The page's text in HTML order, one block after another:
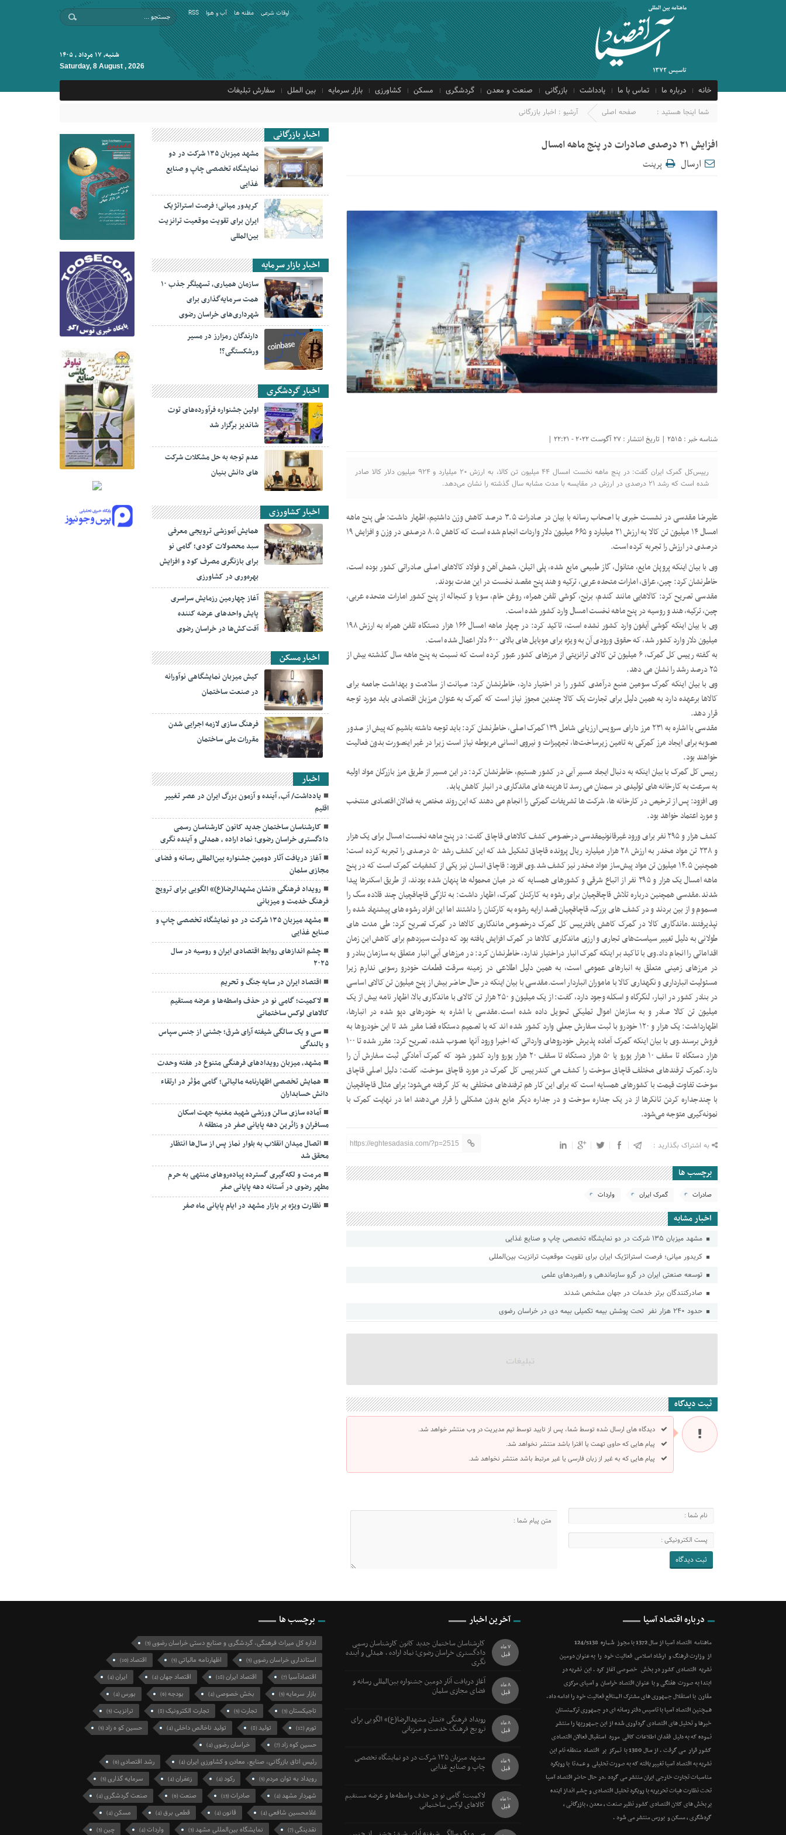
RSS آب و هوا مظنه ها اوقات شرعی
شنبه, ۱۷ مرداد , ۱۴۰۵
Saturday, 8 August , 2026
خانه درباره ما تماس با ما یادداشت بازرگانی صنعت و معدن گردشگری مسکن کشاورزی بازار سرمایه بین الملل سفارش تبلیغات
شما اینجا هستید : صفحه اصلی آرشیو : اخبار بازرگانی
افزایش ۲۱ درصدی صادرات در پنج ماهه امسال
ارسال
پرینت
شناسه خبر : 2515 | تاریخ انتشار : 27 آگوست 2022 - 22:21 |
رییس‌کل گمرک ایران گفت: در پنج ماهه نخست امسال ۴۴ میلیون تن کالا، به ارزش ۲۰ میلیارد و ۹۲۴ میلیون دلار کالا صادر
شده است که رشد ۲۱ درصدی در ارزش در مقایسه با مدت مشابه سال گذشته را نشان می‌دهد.
علیرضا مقدسی در نشست خبری با اصحاب رسانه با بیان در صادرات ۳.۵ درصد کاهش وزن داشتیم، اظهار داشت: طی پنج ماهه
امسال ۱۴ میلیون تن کالا به ارزش ۲۱ میلیارد و ۶۶۵ میلیون دلار واردات انجام شده است که کاهش ۸.۵ درصدی در وزن و افزایش ۱۹
درصدی در ارزش را تجربه کرده است.
وی با بیان اینکه پروپان مایع، متانول، گاز طبیعی مایع شده، پلی اتیلن، شمش آهن و فولاد کالاهای اصلی صادراتی کشور بوده است،
خاطرنشان کرد: چین، عراق، امارات متحده عربی، ترکیه و هند پنج مقصد نخست در این مدت بودند.
مقدسی تصریح کرد: کالاهایی مانند گندم، برنج، گوشی تلفن همراه، روغن خام، سویا و کنجاله از پنج کشور امارات متحده عربی،
چین، ترکیه، هند و روسیه در پنج ماهه نخست امسال وارد کشور شده است.
وی با بیان اینکه گوشی آیفون وارد کشور نشده است، تاکید کرد: در چهار ماهه امسال ۱۶۶ هزار دستگاه تلفن همراه به ارزش ۱۹۸
میلیون دلار وارد کشور شد، که حقوق ورودی آن به ویژه برای موبایل های بالای ۶۰۰ دلار اعمال شده است.
به گفته رییس کل گمرک، ۶ میلیون تن کالای ترانزیتی از مرزهای کشور عبور کرده است که نسبت به پنج ماهه سال گذشته بیش از
۲۵ درصد رشد را نشان می دهد.
وی با بیان اینکه گمرک سومین منبع درآمدی کشور را در اختیار دارد، خاطرنشان کرد: صیانت از سلامت و بهداشت جامعه برای
کالاها برعهده دارد به همین دلیل برای تجارت یک کالا چندین مجوز نیاز است که گمرک به عنوان مرزبان اقتصادی باید مورد توجه
قرار دهد.
مقدسی با اشاره به ۲۳۱ مرز دارای سرویس ارزیابی شامل ۱۳۹ گمرک اصلی، خاطرنشان کرد: باید توجه داشته باشیم که پیش از صدور
مصوبه برای ایجاد مرز گمرکی به تامین زیرساخت‌ها، تجهیزات و نیروی انسانی مربوطه نیاز است زیرا در غیر اینصورت بدون فعالیت
خواهند بود.
رییس کل گمرک با بیان اینکه به دنبال ایجاد مسیر آبی در کشور هستیم، خاطرنشان کرد: در این مسیر از طریق مرز بازرگان مواد اولیه
به سرعت به کارخانه های تولیدی در سمنان می رسد تا هزینه های ماندگاری در انبار کاهش یابد.
وی افزود: پس از ترخیص در کارخانه ها، شرکت ها تشریفات گمرکی را انجام می دهند که این روند مختص به فعالان اقتصادی منتخب
و مورد اعتماد خواهد بود.
کشف هزار و ۲۹۵ نفر برای ورود غیرقانونیمقدسی درخصوص کشف کالاهای قاچاق گفت: در پنج ماهه نخست امسال برای یک هزار
و ۲۳۸ تن مواد مخدر به ارزش ۲۸ هزار میلیارد ریال پرونده قاچاق تشکیل شد که این کشف رشد ۵۰ درصدی را تجربه کرده است؛
همچنین ۱۴.۵ میلیون تن مواد پیش‌ساز مواد مخدر نیز کشف شد.وی افزود: قاچاق انسان نیز یکی از کشفیات گمرک است که در پنج
ماهه امسال یک هزار و ۲۹۵ نفر از اتباع شرقی و کشورهای همسایه که در میان محموله ها پنهان شده بودند، از طریق اسکنرها پیدا
شدند.مقدسی همچنین درباره تلاش قاچاقچیان برای رشوه به کارکنان گمرک، اظهار داشت: به تازگی قاچاقچیان چند قلاده سگ را
مسموم و از بین بردند و در کشف های بزرگ، قاچاقچیان قصد ارایه رشوه به کارکنان را داشتند اما این افراد رشوه های پیشنهاد شده را
نپذیرفتند.ماندگاری کالا در گمرک کاهش یافترییس کل گمرک درخصوص ماندگاری کالاها در گمرک تصریح کرد: طی مدت های
طولانی به دلیل تغییر سیاست‌های تجاری و ارزی ماندگاری کالاها در گمرک افزایش یافته بود که دولت سیزدهم برای کاهش این زمان
اقداماتی را انجام داد.وی با تاکید بر اینکه گمرک انبار دراختیار ندارد، خاطرنشان کرد: در مرزهای آبی انبار متعلق به سازمان بنادر و
در مرزهای زمینی متعلق به انبارهای عمومی است، به همین دلیل اطلاعی در زمینه سرقت قطعات خودرو رسوبی ندارم زیرا
مسئولیت انبارداری و نگهداری کالا با ماموران انباردار است.مقدسی با بیان اینکه در حال حاضر بیش از پنج میلیون تن کالای اساسی
در بنادر کشور در انبار، لنگرگاه و اسکله وجود دارد، گفت: از یک میلیون و ۲۵۰ هزار تن کالای با ماندگاری بالا، اظهار نامه بیش از یک
میلیون تن کالا صادر و به سازمان اموال تملیکی تحویل داده شده است.مقدسی با اشاره به خودرهای دپو شده در انبارها،
اظهارداشت: یک هزار و ۱۲۰ خودرو با ثبت سفارش جعلی وارد کشور شده اند که با تصمیم دستگاه قضا مقرر شد تا این خودروها به
فروش برسند.وی با بیان اینکه گمرک آماده پذیرش خودروهای وارداتی که اخیرا ورود آنها مصوب شده، تصریح کرد: مقرر شده تا ١٠٠
هزار دستگاه تا سقف ١٠ هزار یورو یا ۵٠ هزار دستگاه تا سقف ٢٠ هزار یورو وارد کشور شود که گمرک آمادگی ثبت سفارش آن را
دارد.گمرک ترفندهای مختلف قاچاق سوخت را کشف می کندرییس کل گمرک در مورد قاچاق سوخت، گفت: دلیل اصلی قاچاق
سوخت تفاوت قیمت با کشورهای همسایه است که برای این کار هم ترفندهای مختلفی به کار گرفته می‌شود؛ برای مثال قاچاقچیان
با چندجداره کردن تانکرها از در یک جداره سوخت و در جداره دیگر مایع بدون مشکلی را قرار می‌دهند اما در نهایت گمرک با
نمونه‌گیری متوجه می‌شود.
به اشتراک بگذارید : https://eghtesadasia.com/?p=2515
برچسب ها
صادرات گمرک ایران واردات
اخبار مشابه
مشهد میزبان ۱۳۵ شرکت در دو نمایشگاه تخصصی چاپ و صنایع غذایی
کریدور میانی؛ فرصت استراتژیک ایران برای تقویت موقعیت ترانزیت بین‌المللی
توسعه صنعتی ایران در گرو سازماندهی و راهبردهای علمی
صادرکنندگان برتر خدمات در جهان مشخص شدند
حدود ۲۴۰ هزار نفر تحت پوشش بیمه تکمیلی بیمه دی در خراسان رضوی
ثبت دیدگاه
دیدگاه های ارسال شده توسط شما، پس از تایید توسط تیم مدیریت در وب منتشر خواهد شد.
پیام هایی که حاوی تهمت یا افترا باشد منتشر نخواهد شد.
پیام هایی که به غیر از زبان فارسی یا غیر مرتبط باشد منتشر نخواهد شد.
اخبار بازرگانی
مشهد میزبان ۱۳۵ شرکت در دو
نمایشگاه تخصصی چاپ و صنایع
غذایی
کریدور میانی؛ فرصت استراتژیک
ایران برای تقویت موقعیت ترانزیت
بین‌المللی
اخبار بازار سرمایه
سازمان همیاری، تسهیلگر جذب ۱۰
همت سرمایه‌گذاری برای
شهرداری‌های خراسان رضوی
دارندگان رمزارز در مسیر
ورشکستگی؟!
اخبار گردشگری
اولین جشنواره فرآورده‌های توت
شاندیز برگزار شد
عدم توجه به حل مشکلات شرکت
های دانش بنیان
اخبار کشاورزی
همایش آموزشی ترویجی معرفی
سبد محصولات کودی؛ گامی نو
برای بازنگری مصرف کود و افزایش
بهره‌وری در کشاورزی
آغاز چهارمین رزمایش سراسری
پایش واحدهای عرضه کننده
آفت‌کش‌ها در خراسان رضوی
اخبار مسکن
کیش میزبان نمایشگاهی نوآورانه
در صنعت ساختمان
فرهنگ سازی لازمه اجرایی شدن
مقررات ملی ساختمان
اخبار
یادداشت/ آب، آینده و آزمون بزرگ ایران در عصر تغییر
اقلیم
کارشناسان ساختمان جدید کانون کارشناسان رسمی
دادگستری خراسان رضوی؛ نماد اراده ، همدلی و آینده نگری
آغاز دریافت آثار دومین جشنواره بین‌المللی رسانه و فضای
مجازی سلمان
رویداد فرهنگی «نشان مشهدالرضا(ع)» الگویی برای ترویج
فرهنگ خدمت و میزبانی
مشهد میزبان ۱۳۵ شرکت در دو نمایشگاه تخصصی چاپ و
صنایع غذایی
چشم اندازهای روابط اقتصادی ایران و روسیه در سال
۲۰۲۵
اقتصاد ایران در سایه جنگ و تحریم
لاکمیت؛ گامی نو در حذف واسطه‌ها و عرضه مستقیم
کالاهای لوکس ساختمانی
سی و یک سالگی شیفته آرای شرق؛ جشنی از جنس سپاس
و بالندگی
مشهد، میزبان رویدادهای فرهنگی متنوع در هفته وحدت
همایش تخصصی اظهارنامه مالیاتی؛ گامی مؤثر در ارتقاء
دانش حسابداران
آماده سازی سالن ورزشی شهید مغنیه جهت اسکان
مسافران و زائرین دهه پایانی صفر در منطقه ۸
اتصال میدان انقلاب به بلوار نماز پس از سال‌ها انتظار
محقق شد
مرمت و لکه‌گیری گسترده پیاده‌روهای منتهی به حرم
مطهر رضوی در آستانه دهه پایانی صفر
نظارت ویژه بر بازار مشهد در ایام پایانی ماه صفر
درباره اقتصاد آسیا
ماهنامه اقتصاد آسیا از سال 1372 با مجوز شماره 124/5138
از وزارت فرهنگ و ارشاد اسلامی فعالیت خود را به عنوان دومین
نشریه اقتصادی کشور در بخش خصوصی آغاز کرد . این نشریه در
ابتدا به صورت هفتگی و با عنوان اقتصاد خراسان و آسیای مرکزی
مقارن با استقلال جمهوری های مشترک المنافع فعالیت خود را ادامه داد.
همچنین اقتصاد آسیا با تاسیس دفتر رسانه ای در جمهوری ترکمنستان
خبرها و تحلیل های اقتصادی گردآوری شده از این جمهوریها را منتشر
نموده که به دلیل فقدان اطلاعات کافی مورد استقبال فعالان اقتصادی
کشور قرار می گرفت . از سال 1380 با تمرکز بر اقتصاد منطقه نام این
نشریه به اقتصاد آسیا تغییر یافته که به صورت تحلیلی و عمدتا با رویکرد
مناسبات تجارت خارجی ایران منتشر می گردد .در حال حاضر اقتصاد آسیا
تحت نظارت هیات تحریریه با رویکرد تحلیل اقتصادی و چشم انداز آینده
بر بخش های کلان اقتصادی کشور نظیر صنعت ، معدن ، بازرگانی ،
گردشگری ، مسکن و بورس منتشر می شود .
آخرین اخبار
کارشناسان ساختمان جدید کانون کارشناسان رسمی
دادگستری خراسان رضوی؛ نماد اراده ، همدلی و آینده
نگری
7 ماه
قبل
آغاز دریافت آثار دومین جشنواره بین‌المللی رسانه و
فضای مجازی سلمان 8 ماه
قبل
رویداد فرهنگی «نشان مشهدالرضا(ع)» الگویی برای
ترویج فرهنگ خدمت و میزبانی 8 ماه
قبل
مشهد میزبان ۱۳۵ شرکت در دو نمایشگاه تخصصی
چاپ و صنایع غذایی 9 ماه
قبل
لاکمیت؛ گامی نو در حذف واسطه‌ها و عرضه مستقیم
کالاهای لوکس ساختمانی 10 ماه
قبل
برچسب ها
اداره کل میراث فرهنگی، گردشگری و صنایع دستی خراسان رضوی(3)
استانداری خراسان رضوی(5) اظهارنامه مالیاتی(5) اقتصاد(10)
اقتصادآسیا (7) اقتصاد ایران(18) اقتصاد جهان(4) ایران(4)
بازار سرمایه(5) بخش خصوصی(4) بودجه(6) بورس(4)
تاجیکستان(3) تجارت(5) تجارت الکترونیک(8) ترانزیت(5)
تورم(12) تولید(8) تولید ناخالص داخلی(4) حسین کو ه زاد(5)
حسین کوه زاد(7) خراسان رضوی(4)
رئیس اتاق بازرگانی، صنایع، معادن و کشاورزی ایران(4) رشد اقتصادی(6)
رویداد به توان مردم(5) رکود(4) زعفران(4) سرمایه گذاری(5)
شهردار مشهد(4) صادرات(13) صنعت(6) صنعت گردشگری(4)
غلامحسین شافعی(4) قانون(4) قطعی برق(4) مسکن(4)
نقدینگی(7) نمایشگاه بین‌المللی مشهد(3) واردات(4) چین(3)